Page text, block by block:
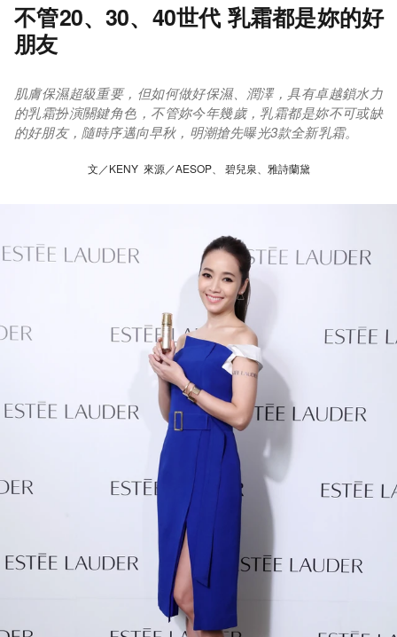
不管20、30、40世代 乳霜都是妳的好
朋友
肌膚保濕超級重要，但如何做好保濕、潤澤，具有卓越鎖水力
的乳霜扮演關鍵角色，不管妳今年幾歲，乳霜都是妳不可或缺
的好朋友，隨時序邁向早秋，明潮搶先曝光3款全新乳霜。
文／KENY 來源／AESOP、 碧兒泉、雅詩蘭黛